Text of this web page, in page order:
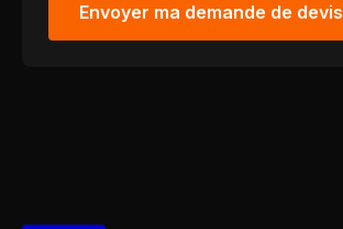
Envoyer ma demande de devis